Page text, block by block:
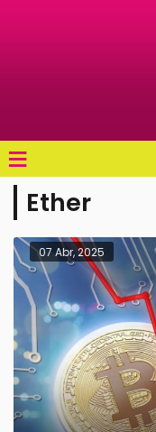
≡
Ether
07 Abr, 2025